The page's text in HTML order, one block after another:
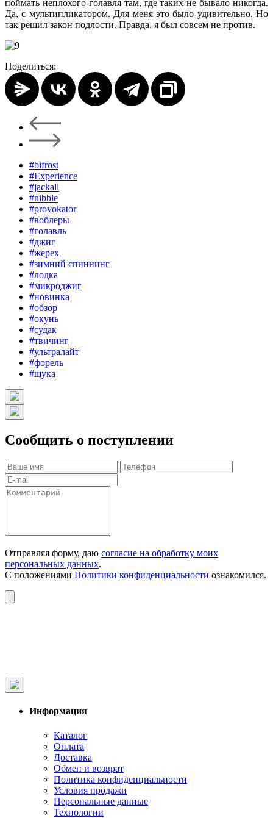
поймать неплохого голавля там, где таких не бывало никогда.
Да, с мультипликатором. Для меня это было удивительно. Но
так решил закон подлости. Правда, я был совсем не против.
Поделиться:
#bifrost
#Experience
#jackall
#nibble
#provokator
#воблеры
#голавль
#джиг
#жерех
#зимний спиннинг
#лодка
#микроджиг
#новинка
#обзор
#окунь
#судак
#твичинг
#ультралайт
#форель
#щука
Сообщить о поступлении
Отправляя форму, даю согласие на обработку моих
персональных данных.
С положениями Политики конфиденциальности ознакомился.
Информация
Каталог
Оплата
Доставка
Обмен и возврат
Политика конфиденциальности
Условия продажи
Персональные данные
Технологии